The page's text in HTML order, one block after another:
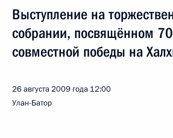
Выступление на
собрании, посвящённом
совместной победы на
26 августа 2009 года 12:00
Улан-Батор